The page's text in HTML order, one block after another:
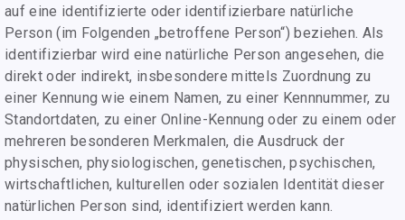
auf eine identifizierte oder identifizierbare natürliche
Person (im Folgenden „betroffene Person“) beziehen. Als
identifizierbar wird eine natürliche Person angesehen, die
direkt oder indirekt, insbesondere mittels Zuordnung zu
einer Kennung wie einem Namen, zu einer Kennnummer, zu
Standortdaten, zu einer Online-Kennung oder zu einem oder
mehreren besonderen Merkmalen, die Ausdruck der
physischen, physiologischen, genetischen, psychischen,
wirtschaftlichen, kulturellen oder sozialen Identität dieser
natürlichen Person sind, identifiziert werden kann.